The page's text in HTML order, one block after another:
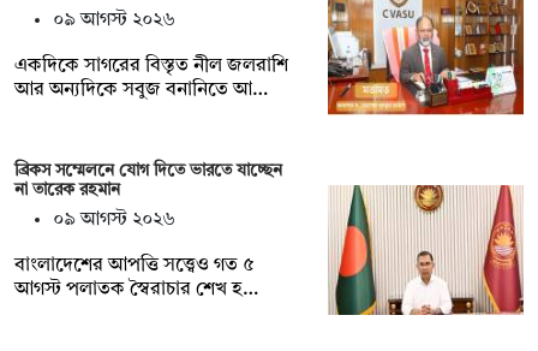
০৯ আগস্ট ২০২৬
একদিকে সাগরের বিস্তৃত নীল জলরাশি
আর অন্যদিকে সবুজ বনানিতে আ…
ব্রিকস সম্মেলনে যোগ দিতে ভারতে যাচ্ছেন
না তারেক রহমান
০৯ আগস্ট ২০২৬
বাংলাদেশের আপত্তি সত্ত্বেও গত ৫
আগস্ট পলাতক স্বৈরাচার শেখ হ…